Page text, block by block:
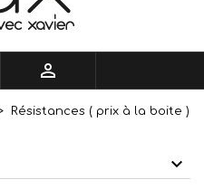

Résistances ( prix à la boite )